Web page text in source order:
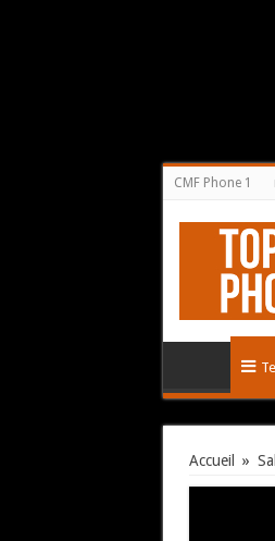
CMF Phone 1
Accueil »